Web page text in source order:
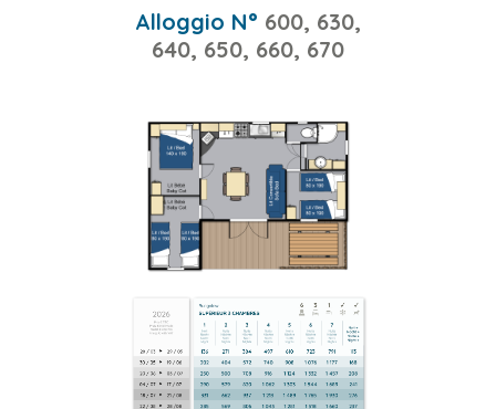
Alloggio N° 600, 630,
640, 650, 660, 670